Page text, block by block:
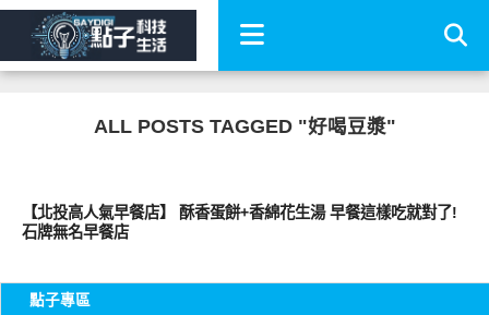
ALL POSTS TAGGED "好喝豆漿"
【北投高人氣早餐店】 酥香蛋餅+香綿花生湯 早餐這樣吃就對了!
石牌無名早餐店
點子專區